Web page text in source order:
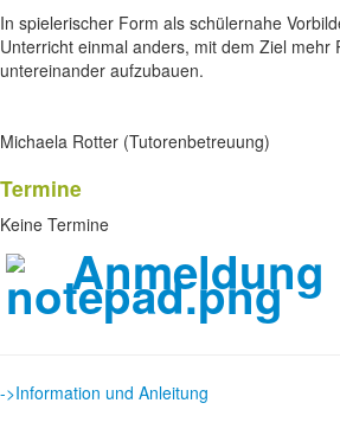
In spielerischer Form als schülernahe
Unterricht einmal anders, mit dem Ziel mehr
untereinander aufzubauen.
Michaela Rotter (Tutorenbetreuung)
Termine
Keine Termine
Anmeldung
->Information und Anleitung